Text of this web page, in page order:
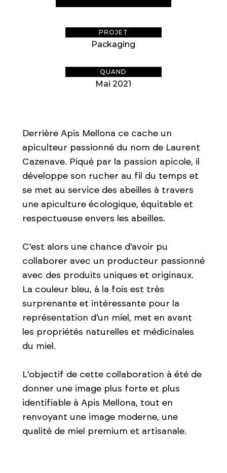
PROJET
Packaging
QUAND
Mai 2021
Derrière Apis Mellona ce cache un
apiculteur passionné du nom de Laurent
Cazenave. Piqué par la passion apicole, il
développe son rucher au fil du temps et
se met au service des abeilles à travers
une apiculture écologique, équitable et
respectueuse envers les abeilles.
C'est alors une chance d'avoir pu
collaborer avec un producteur passionné
avec des produits uniques et originaux.​
La couleur bleu, à la fois est très
surprenante et intéressante pour la
représentation d'un miel, met en avant
les propriétés naturelles et médicinales
du miel.
L'objectif de cette collaboration à été de
donner une image plus forte et plus
identifiable à Apis Mellona, tout en
renvoyant une image moderne, une
qualité de miel premium et artisanale.